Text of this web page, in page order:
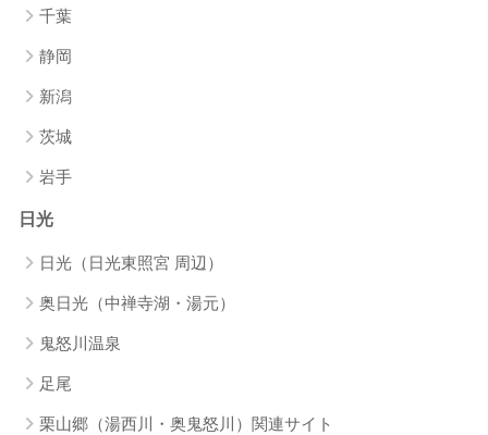
千葉
静岡
新潟
茨城
岩手
日光
日光（日光東照宮 周辺）
奥日光（中禅寺湖・湯元）
鬼怒川温泉
足尾
栗山郷（湯西川・奥鬼怒川）関連サイト